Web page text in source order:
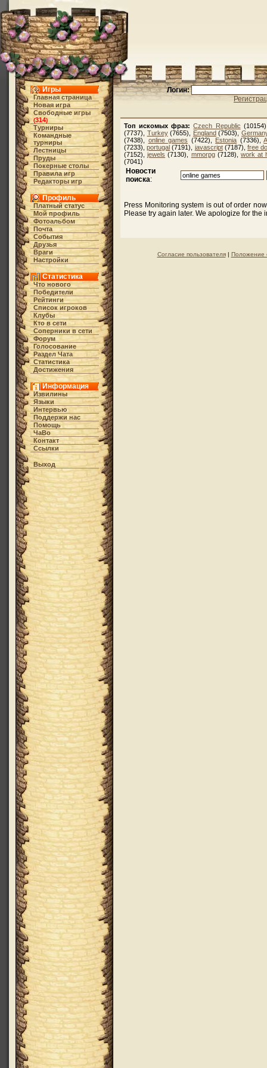
Игры
Главная страница
Новая игра
Свободные игры
(314)
Турниры
Командные
турниры
Лестницы
Пруды
Покерные столы
Правила игр
Редакторы игр
Профиль
Платный статус
Мой профиль
Фотоальбом
Почта
События
Друзья
Враги
Настройки
Статистика
Что нового
Победители
Рейтинги
Список игроков
Клубы
Кто в cети
Соперники в сети
Форум
Голосование
Раздел Чата
Статистика
Достижения
Информация
Извилины
Языки
Интервью
Поддержи нас
Помощь
ЧаВо
Контакт
Ссылки
Выход
Логин:
Топ искомых фраз: Czech Republic
(7737), Turkey(7655), England(7503),
(7438), online games (7422), Estonia (7336),
(7233),portugal (7191), javascript(7187),free
(7152),jewels (7130), mmorpg(7128),work at
(7041)
Новости
поиска:
Press Monitoring system is out of order
Please try again later. We apologize for the
Согласие пользователя| Положение